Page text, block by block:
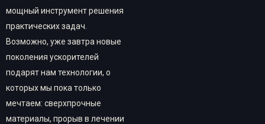
мощный инструмент решения
практических задач.
Возможно, уже завтра новые
поколения ускорителей
подарят нам технологии, о
которых мы пока только
мечтаем: сверхпрочные
материалы, прорыв в лечении